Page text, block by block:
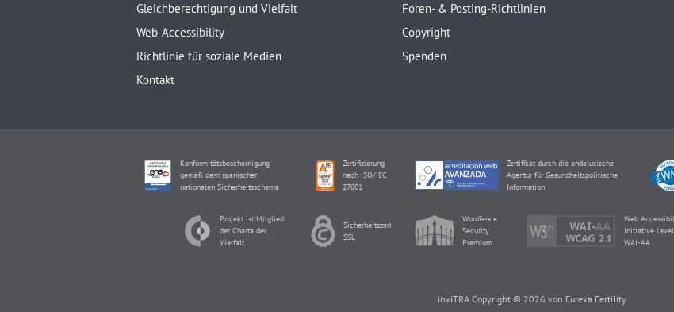
Gleichberechtigung und Vielfalt
Web-Accessibility
Richtlinie für soziale Medien
Kontakt
Foren- & Posting-Richtlinien
Copyright
Spenden
Konformitätsbescheinigung
gemäß dem spanischen
nationalen Sicherheitsschema
Zertifizierung
nach ISO/IEC
27001
Zertifikat durch die andalusische
Agentur für Gesundheitspolitische
Information
Projekt ist Mitglied
der Charta der
Vielfalt
Sicherheitszertifikat
SSL
Wordfence
Security
Premium
Web
Initiative
WAI-AA
inviTRA Copyright © 2026 von Eureka Fertility.